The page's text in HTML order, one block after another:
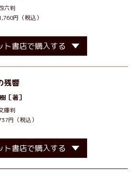
六判
円（税込）
ト書店で購入する
残響
［著］
庫判
円（税込）
ト書店で購入する